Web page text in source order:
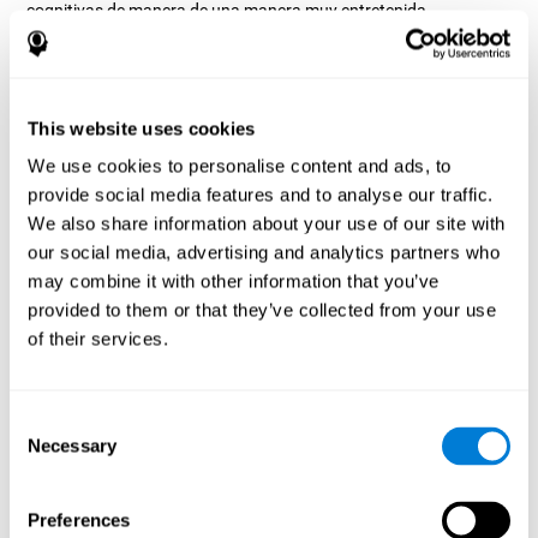
This website uses cookies
We use cookies to personalise content and ads, to
provide social media features and to analyse our traffic.
We also share information about your use of our site with
our social media, advertising and analytics partners who
may combine it with other information that you’ve
provided to them or that they’ve collected from your use
of their services.
Selection
Necessary
Preferences
cognitivas de manera de una manera muy entretenida.
¿Cómo mejora el juego mental
Entretenerse con juegos como el Crucigrama Visual de CogniFit
estimula un patrón de activación neural específico. Repetir y
entrenar de manera consistente este patrón, puede ayudar a
crear nuevas sinapsis, y a que los circuitos neuronales se
reorganicen y recuperen funciones cognitivas debilitadas o
dañadas.
El juego del Crucigrama Visual ayuda a ejercitar la memoria de
trabajo, la denominación y la percepción. Estimular de manera
consistente estas habilidades, puede ayudar a crear nuevas
3ª SEMANA